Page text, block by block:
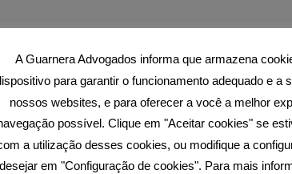
A Guarnera Advogados informa que armazena
para garantir o funcionamento adequado e a
nossos websites, e para oferecer a você a melhor
possível. Clique em "Aceitar cookies" se
a utilização desses cookies, ou modifique a
desejar em "Configuração de cookies". Para mais